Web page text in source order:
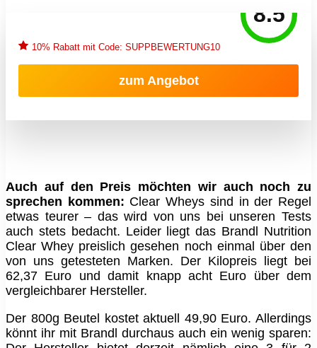
8.5
10% Rabatt mit Code: SUPPBEWERTUNG10
zum Angebot
Auch auf den Preis möchten wir auch noch zu
sprechen kommen: Clear Wheys sind in der Regel
etwas teurer – das wird von uns bei unseren Tests
auch stets bedacht. Leider liegt das Brandl Nutrition
Clear Whey preislich gesehen noch einmal über den
von uns getesteten Marken. Der Kilopreis liegt bei
62,37 Euro und damit knapp acht Euro über dem
vergleichbarer Hersteller.
Der 800g Beutel kostet aktuell 49,90 Euro. Allerdings
könnt ihr mit Brandl durchaus auch ein wenig sparen: